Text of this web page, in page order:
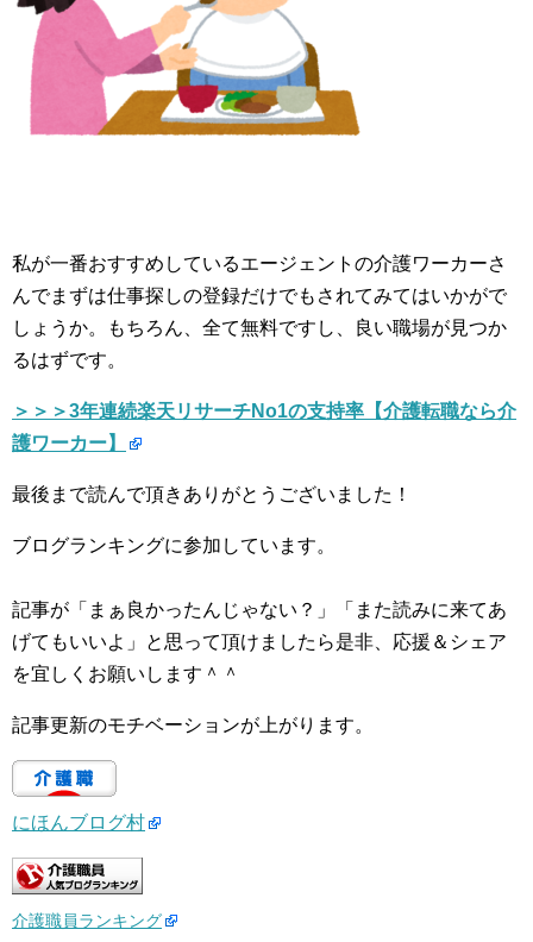
私が一番おすすめしているエージェントの介護ワーカーさ
んでまずは仕事探しの登録だけでもされてみてはいかがで
しょうか。もちろん、全て無料ですし、良い職場が見つか
るはずです。
＞＞＞3年連続楽天リサーチNo1の支持率【介護転職なら介
護ワーカー】
最後まで読んで頂きありがとうございました！
ブログランキングに参加しています。
記事が「まぁ良かったんじゃない？」「また読みに来てあ
げてもいいよ」と思って頂けましたら是非、応援＆シェア
を宜しくお願いします＾＾
記事更新のモチベーションが上がります。
にほんブログ村
介護職員ランキング